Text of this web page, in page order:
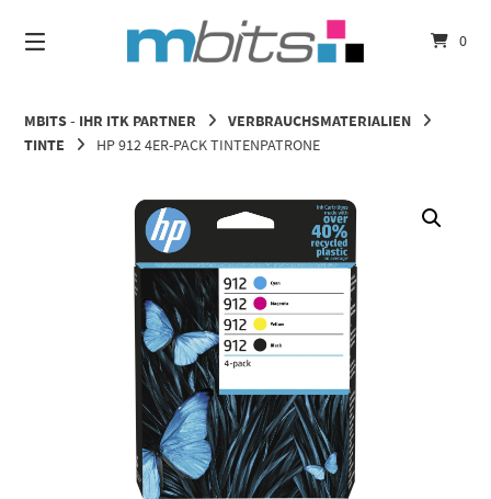
zum
Inhalt
0
MBITS - IHR ITK PARTNER
VERBRAUCHSMATERIALIEN
TINTE
HP 912 4ER-PACK TINTENPATRONE